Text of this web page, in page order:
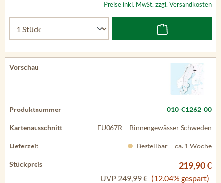
Preise inkl. MwSt. zzgl. Versandkosten
010-C1262-00
EU067R – Binnengewässer Schweden
Bestellbar – ca. 1 Woche
219,90 €
UVP 249,99 € (12.04% gespart)